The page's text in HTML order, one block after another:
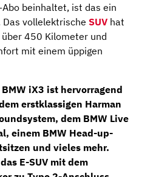
beinhaltet, ist das ein
vollelektrische SUV hat
450 Kilometer und
mit einem üppigen
iX3 ist hervorragend
erstklassigen Harman
, dem BMW Live
, einem BMW Head-up-
und vieles mehr.
E-SUV mit dem